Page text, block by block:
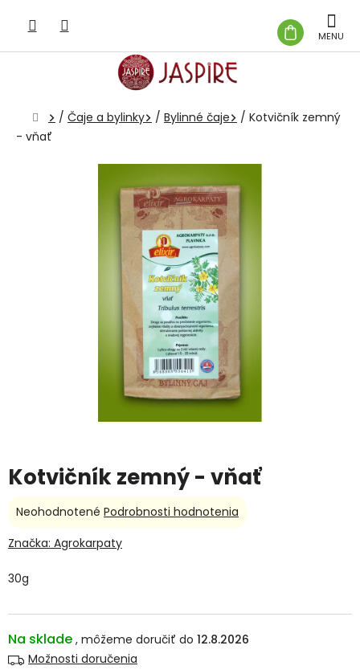
obsah
KOŠÍK
Domov
/ Čaje a bylinky / Bylinné čaje / Kotvičník zemný
- vňať
Kotvičník zemný - vňať
Na sklade
12.8.2026
Možnosti doručenia
30g
Priemerné
produktu
0,0
z
hviezdičiek.
Neohodnotené Podrobnosti hodnotenia
Značka: Agrokarpaty